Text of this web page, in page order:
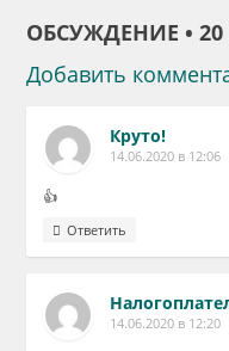
ОБСУЖДЕНИЕ • 20
Добавить
Круто!
14.06.2020 в 12:06
👍
Ответить
14.06.2020 в 12:20